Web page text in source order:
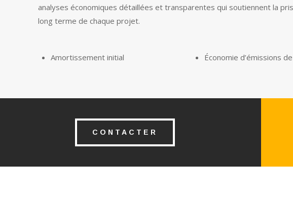
analyses économiques détaillées et transparentes qui soutiennent la
long terme de chaque projet.
Amortissement initial Économie d’émissions
CONTACTER